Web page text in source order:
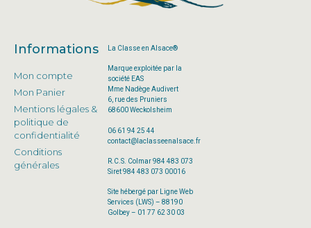
Informations
Mon compte
Mon Panier
Mentions légales &
politique de
confidentialité
Conditions
générales
La Classe en Alsace®
Marque exploitée par la
société EAS
Mme Nadège Audivert
6, rue des Pruniers
68600 Weckolsheim
06 61 94 25 44
contact@laclasseenalsace.fr
R.C.S. Colmar 984 483 073
Siret 984 483 073 00016
Site hébergé par Ligne Web
Services (LWS) – 88190
Golbey – 01 77 62 30 03